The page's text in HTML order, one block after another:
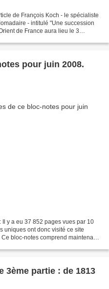
de François Koch - le spécialiste
- intitulé "Une succession
de France aura lieu le 3
pour juin 2008.
y a eu 37 852 pages vues par 10
uniques ont donc visité ce site
bloc-notes comprend maintenant
3ème partie : de 1813